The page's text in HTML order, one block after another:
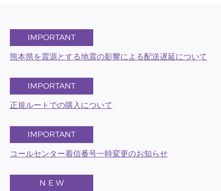
IMPORTANT
熊本県を震源とする地震の影響による配送遅延について
IMPORTANT
正規ルートでの購入について
IMPORTANT
コールセンター着信番号一時変更のお知らせ
N E W